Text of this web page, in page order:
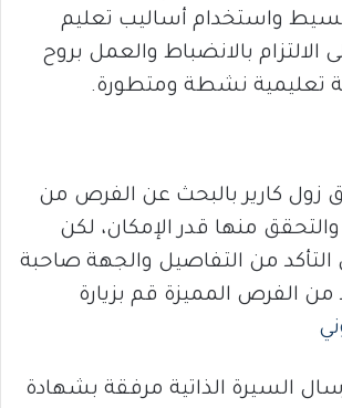
واستخدام أساليب تعليم
الالتزام بالانضباط والعمل بروح
تعليمية نشطة ومتطورة.
زول كارير بالبحث عن الفرص من
منها قدر الإمكان، لكن
من التفاصيل والجهة صاحبة
من الفرص المميزة قم بزيارة
السيرة الذاتية مرفقة بشهادة